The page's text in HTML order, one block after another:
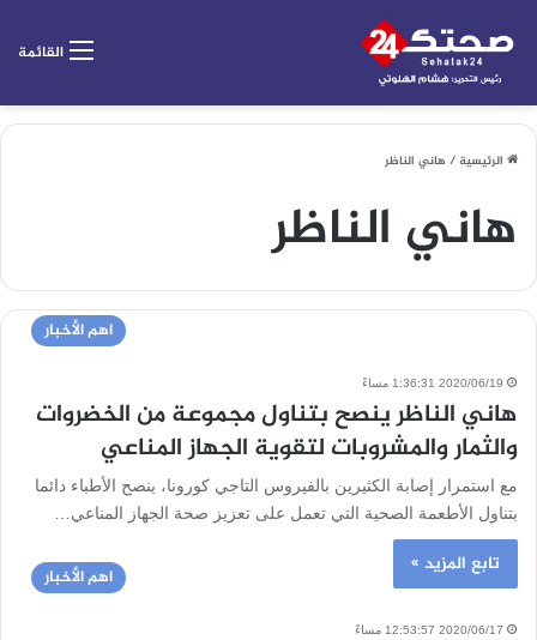
القائمة
الرئيسية/ هاني الناظر
هاني الناظر
اهم الأخبار
2020/06/19 1:36:31 مساءً
هاني الناظر ينصح بتناول مجموعة من الخضروات
والثمار والمشروبات لتقوية الجهاز المناعي
مع استمرار إصابة الكثيرين بالفيروس التاجي كورونا، ينصح الأطباء دائما
بتناول الأطعمة الصحية التي تعمل على تعزيز صحة الجهاز المناعي…
تابع المزيد » اهم الأخبار
2020/06/17 12:53:57 مساءً